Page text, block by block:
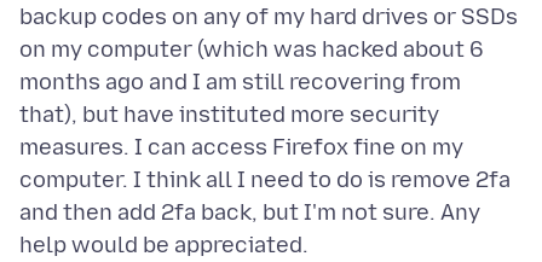
backup codes on any of my hard drives or SSDs
on my computer (which was hacked about 6
months ago and I am still recovering from
that), but have instituted more security
measures. I can access Firefox fine on my
computer. I think all I need to do is remove 2fa
and then add 2fa back, but I'm not sure. Any